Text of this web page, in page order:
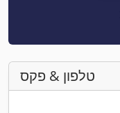
טלפון & פקס